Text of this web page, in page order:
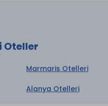
Lobby
Oteller
Marmaris Otelleri
Alanya Otelleri